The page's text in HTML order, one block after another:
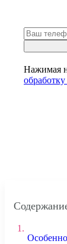
Нажимая
1.